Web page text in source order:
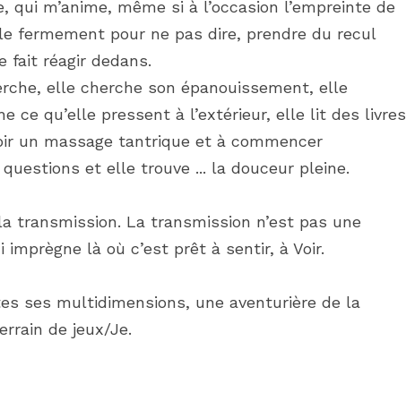
m’anime, même si à l’occasion l’empreinte de
fermement pour ne pas dire, prendre du recul
fait réagir dedans.
elle cherche son épanouissement, elle
ce qu’elle pressent à l’extérieur, elle lit des livres
un massage tantrique et à commencer
et elle trouve ... la douceur pleine.
transmission. La transmission n’est pas une
là où c’est prêt à sentir, à Voir.
ses multidimensions, une aventurière de la
de jeux/Je.